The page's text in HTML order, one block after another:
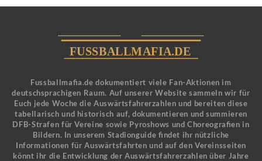
Fussballmafia.de dokumentiert viele Fan-Aktionen im
deutschsprachigen Raum. Auf unserer Website sammeln wir für
Euch jede Woche die Auswärtsfahrerzahlen und bereiten diese
tabellarisch und historisch auf, dokumentieren und summieren
DFB-Strafen für Vereine sowie Pyroshows und Choreografien in
Bildern. In unserem Stadionguide findet ihr nützliche
Informationen für Auswärtsfahrten und auf den Vereinsseiten
könnt ihr die Entwicklung der Auswärtsfahrerzahlen über Jahre